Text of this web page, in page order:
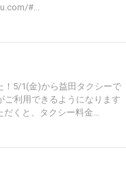
#...
！5/1(金)から益田タクシーで
ご利用できるようになります
くと、タクシー料金...